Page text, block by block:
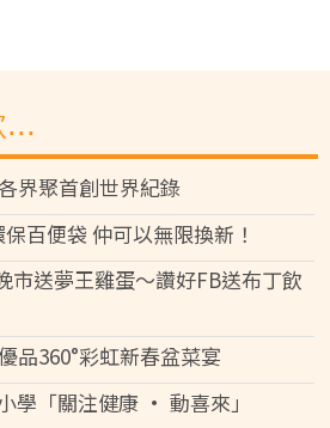
界聚首創世界紀錄
百便袋 仲可以無限換新！
市送夢王雞蛋～讚好FB送布丁飲
品360°彩虹新春盆菜宴
學「關注健康 • 動喜來」